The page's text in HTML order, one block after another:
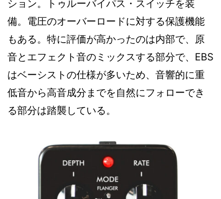
ション。トゥルーバイパス・スイッチを装
備。電圧のオーバーロードに対する保護機能
もある。特に評価が高かったのは内部で、原
音とエフェクト音のミックスする部分で、EBS
はベーシストの仕様が多いため、音響的に重
低音から高音成分までを自然にフォローでき
る部分は踏襲している。